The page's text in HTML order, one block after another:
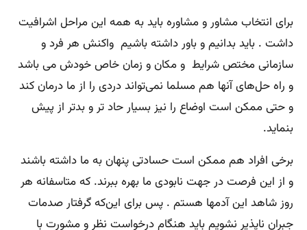
برای انتخاب مشاور و مشاوره باید به همه این مراحل اشرافیت
داشت . باید بدانیم و باور داشته باشیم واکنش هر فرد و
سازمانی مختص شرایط و مکان و زمان خاص خودش می باشد
و راه حل‌های آنها هم مسلما نمی‌تواند دردی را از ما درمان کند
و حتی ممکن است اوضاع را نیز بسیار حاد تر و بدتر از پیش
بنماید.
برخی افراد هم ممکن است حسادتی پنهان به ما داشته باشند
و از این فرصت در جهت نابودی ما بهره ببرند. که متاسفانه هر
روز شاهد این آدمها هستم . پس برای این‌که گرفتار صدمات
جبران ناپذیر نشویم باید هنگام درخواست نظر و مشورت با